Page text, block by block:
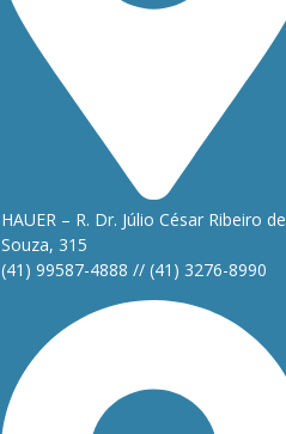
HAUER – R. Dr. Júlio César Ribeiro de
Souza, 315
(41) 99587-4888 // (41) 3276-8990